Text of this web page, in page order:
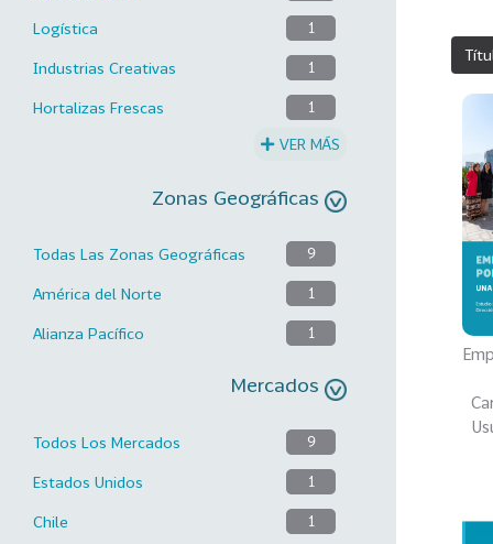
Logística 1
Industrias Creativas 1
Hortalizas Frescas 1
VER MÁS
Zonas Geográficas
Todas Las Zonas Geográficas 9
América del Norte 1
Alianza Pacífico 1
Mercados
Todos Los Mercados 9
Estados Unidos 1
Chile 1